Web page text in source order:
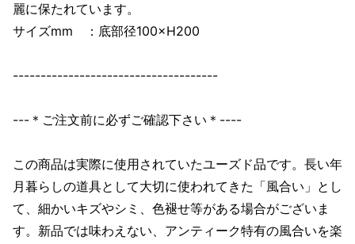
麗に保たれています。
サイズmm ：底部径100×H200
-------------------------------------
---＊ご注文前に必ずご確認下さい＊----
この商品は実際に使用されていたユーズド品です。長い年
月暮らしの道具として大切に使われてきた「風合い」とし
て、細かいキズやシミ、色褪せ等がある場合がございま
す。新品では味わえない、アンティーク特有の風合いを楽